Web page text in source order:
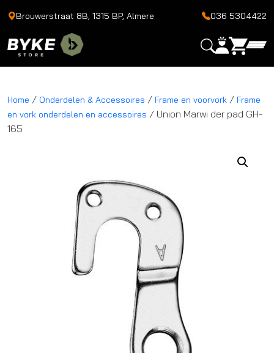
Brouwerstraat 8B, 1315 BP, Almere 036 5304422
Home / Onderdelen & Accessoires / Frame en voorvork / Frame
en vork onderdelen en accessoires / Union Marwi der pad GH-
165